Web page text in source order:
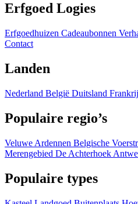
Erfgoed Logies
Erfgoedhuizen Cadeaubonnen
Contact
Landen
Nederland België Duitsland
Populaire regio’s
Veluwe Ardennen Belgische
Merengebied De Achterhoek
Populaire types